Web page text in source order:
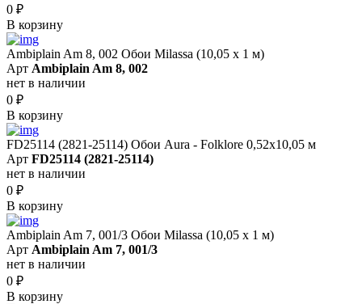
0 ₽
В корзину
Ambiplain Am 8, 002 Обои Milassa (10,05 х 1 м)
Арт Ambiplain Am 8, 002
нет в наличии
0 ₽
В корзину
FD25114 (2821-25114) Обои Aura - Folklore 0,52x10,05 м
Арт FD25114 (2821-25114)
нет в наличии
0 ₽
В корзину
Ambiplain Am 7, 001/3 Обои Milassa (10,05 х 1 м)
Арт Ambiplain Am 7, 001/3
нет в наличии
0 ₽
В корзину